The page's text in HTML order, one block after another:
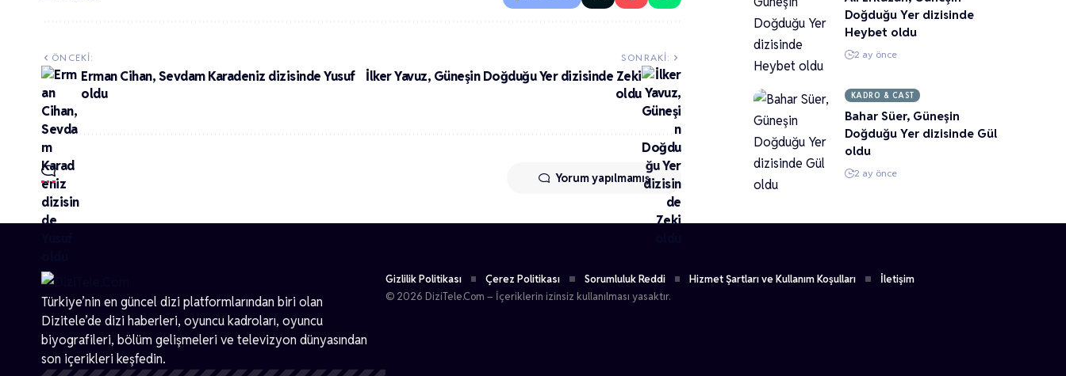
ÖNCEKI:
Erman Cihan, Sevdam Karadeniz dizisinde Yusuf
oldu
SONRAKI:
İlker Yavuz, Güneşin Doğduğu Yer dizisinde Zeki
oldu
Yorum yapılmamış
Doğduğu Yer dizisinde
Heybet oldu
2 ay önce
KADRO & CAST
Bahar Süer, Güneşin
Doğduğu Yer dizisinde Gül
oldu
2 ay önce
Türkiye’nin en güncel dizi platformlarından biri olan
Dizitele’de dizi haberleri, oyuncu kadroları, oyuncu
biyografileri, bölüm gelişmeleri ve televizyon dünyasından
son içerikleri keşfedin.
Gizlilik Politikası Çerez Politikası Sorumluluk Reddi Hizmet Şartları ve Kullanım Koşulları
İletişim
© 2026 DiziTele.Com – İçeriklerin izinsiz kullanılması yasaktır.